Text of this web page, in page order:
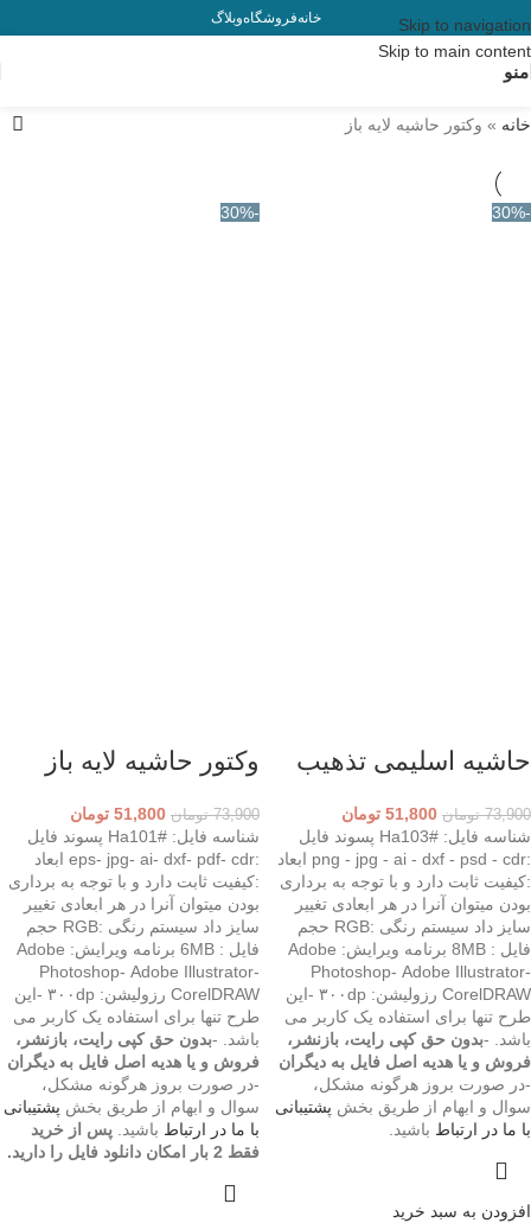
Skip to navigation
Skip to main content
خانهفروشگاهوبلاگ
منو
خانه » وکتور حاشیه لایه باز
-30%
حاشیه اسلیمی تذهیب
73,900 تومان 51,800 تومان
شناسه فایل: #Ha103 پسوند فایل
:png - jpg - ai - dxf - psd - cdr ابعاد
:کیفیت ثابت دارد و با توجه به برداری
بودن میتوان آنرا در هر ابعادی تغییر
سایز داد سیستم رنگی :RGB حجم
فایل : 8MB برنامه ویرایش: Adobe
Photoshop- Adobe Illustrator-
CorelDRAW رزولیشن: ۳۰۰dp -این
طرح تنها برای استفاده یک کاربر می
باشد. -بدون حق کپی رایت، بازنشر،
فروش و یا هدیه اصل فایل به دیگران
-در صورت بروز هرگونه مشکل،
سوال و ابهام از طریق بخش پشتیبانی
با ما در ارتباط باشید.
افزودن به سبد خرید
-30%
وکتور حاشیه لایه باز
73,900 تومان 51,800 تومان
شناسه فایل: #Ha101 پسوند فایل
:eps- jpg- ai- dxf- pdf- cdr ابعاد
:کیفیت ثابت دارد و با توجه به برداری
بودن میتوان آنرا در هر ابعادی تغییر
سایز داد سیستم رنگی :RGB حجم
فایل : 6MB برنامه ویرایش: Adobe
Photoshop- Adobe Illustrator-
CorelDRAW رزولیشن: ۳۰۰dp -این
طرح تنها برای استفاده یک کاربر می
باشد. -بدون حق کپی رایت، بازنشر،
فروش و یا هدیه اصل فایل به دیگران
-در صورت بروز هرگونه مشکل،
سوال و ابهام از طریق بخش پشتیبانی
با ما در ارتباط باشید. پس از خرید
فقط 2 بار امکان دانلود فایل را دارید.